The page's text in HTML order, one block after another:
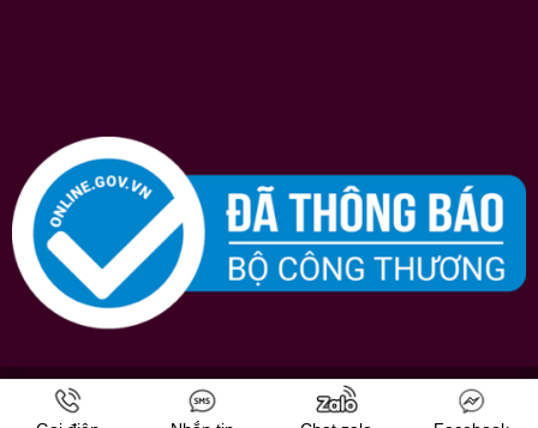
Bản quyền © 2026 Shopruou247.com
chúng tôi luôn nỗ lực hết mình vì sự
hài lòng của khách hàng.